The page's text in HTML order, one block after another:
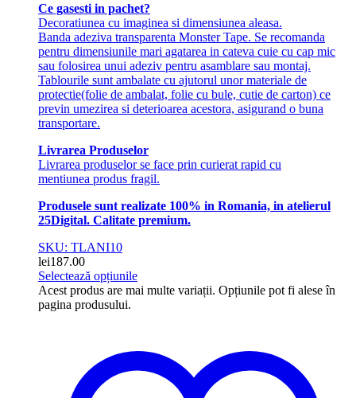
Ce gasesti in pachet?
Decoratiunea cu imaginea si dimensiunea aleasa.
Banda adeziva transparenta Monster Tape. Se recomanda
pentru dimensiunile mari agatarea in cateva cuie cu cap mic
sau folosirea unui adeziv pentru asamblare sau montaj.
Tablourile sunt ambalate cu ajutorul unor materiale de
protectie(folie de ambalat, folie cu bule, cutie de carton) ce
previn umezirea si deterioarea acestora, asigurand o buna
transportare.
Livrarea Produselor
Livrarea produselor se face prin curierat rapid cu
mentiunea produs fragil.
Produsele sunt realizate 100% in Romania, in atelierul
25Digital. Calitate premium.
SKU: TLANI10
lei187.00
Selectează opțiunile
Acest produs are mai multe variații. Opțiunile pot fi alese în
pagina produsului.